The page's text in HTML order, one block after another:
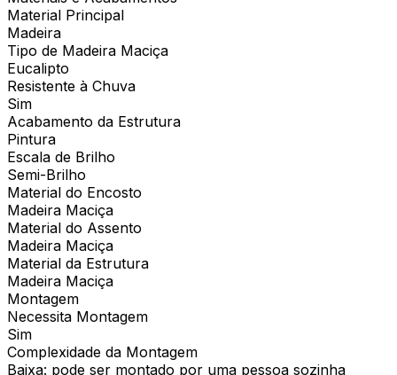
Material Principal
Madeira
Tipo de Madeira Maciça
Eucalipto
Resistente à Chuva
Sim
Acabamento da Estrutura
Pintura
Escala de Brilho
Semi-Brilho
Material do Encosto
Madeira Maciça
Material do Assento
Madeira Maciça
Material da Estrutura
Madeira Maciça
Montagem
Necessita Montagem
Sim
Complexidade da Montagem
Baixa: pode ser montado por uma pessoa sozinha